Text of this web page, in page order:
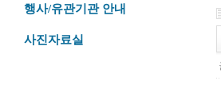
행사/유관기관 안내
사진자료실